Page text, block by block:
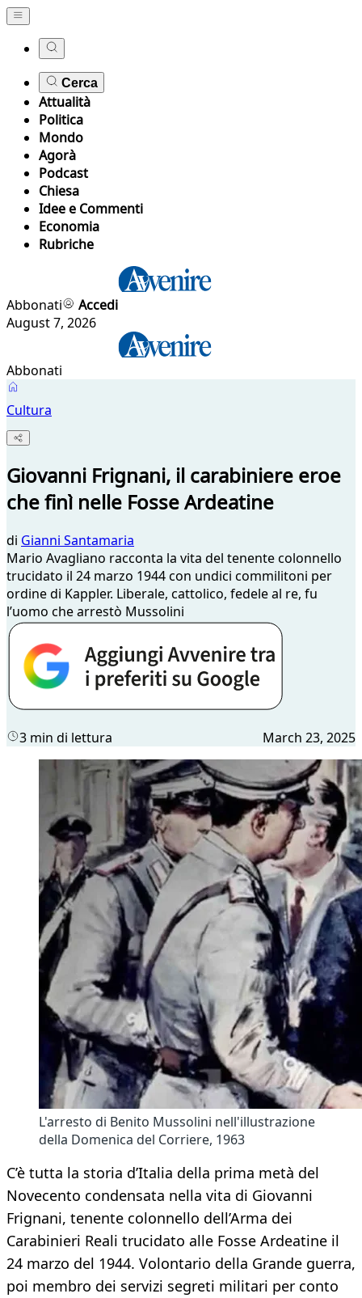
Cerca
Attualità
Politica
Mondo
Agorà
Podcast
Chiesa
Idee e Commenti
Economia
Rubriche
Abbonati
Accedi
August 7, 2026
Abbonati
Cultura
Giovanni Frignani, il carabiniere eroe
che finì nelle Fosse Ardeatine
di Gianni Santamaria
Mario Avagliano racconta la vita del tenente colonnello
trucidato il 24 marzo 1944 con undici commilitoni per
ordine di Kappler. Liberale, cattolico, fedele al re, fu
l’uomo che arrestò Mussolini
3 min di lettura March 23, 2025
L'arresto di Benito Mussolini nell'illustrazione
della Domenica del Corriere, 1963
C’è tutta la storia d’Italia della prima metà del
Novecento condensata nella vita di Giovanni
Frignani, tenente colonnello dell’Arma dei
Carabinieri Reali trucidato alle Fosse Ardeatine il
24 marzo del 1944. Volontario della Grande guerra,
poi membro dei servizi segreti militari per conto